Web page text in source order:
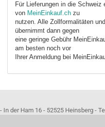
Für Lieferungen in die
von MeinEinkauf.ch zu
nutzen. Alle Zollformalitäten
übernimmt dann gegen
eine geringe Gebühr
am besten noch vor
Ihrer Anmeldung bei
Bonsai-Shopping
- In der Ham 16 - 52525 Heinsberg -